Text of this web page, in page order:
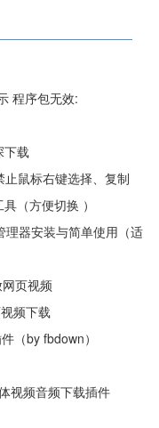
程序包无效:
下载
鼠标右键选择、复制
（方便切换 ）
器安装与简单使用（适
页视频
频下载
（by fbdown）
视频音频下载插件